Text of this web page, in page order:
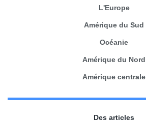
L'Europe
Amérique du Sud
Océanie
Amérique du Nord
Amérique centrale
Des articles